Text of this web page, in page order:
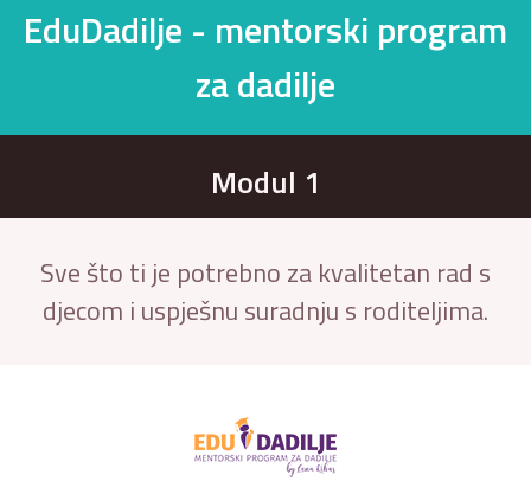
EduDadilje - mentorski program
za dadilje
Modul 1
Sve što ti je potrebno za kvalitetan rad s
djecom i uspješnu suradnju s roditeljima.